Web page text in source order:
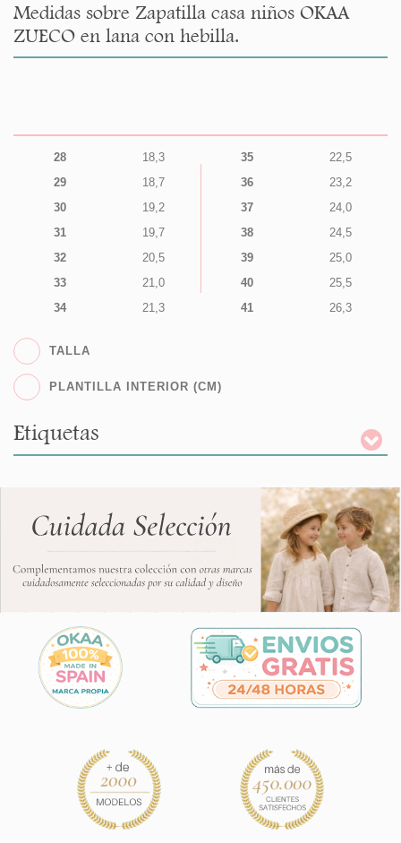
Medidas sobre Zapatilla casa niños OKAA
ZUECO en lana con hebilla.
28
18,3
29
18,7
30
19,2
31
19,7
32
20,5
33
21,0
34
21,3
35
22,5
36
23,2
37
24,0
38
24,5
39
25,0
40
25,5
41
26,3
TALLA
PLANTILLA INTERIOR (CM)
Etiquetas